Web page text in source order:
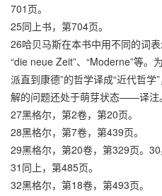
701页。
25同上书，第704页。
26哈贝马斯在本书中用不同的词表
“die neue Zeit”、“Moderne”等。
派直到康德”的哲学译成“近代哲
解的问题还处于萌芽状态——译注。
27黑格尔，第2卷，第20页。
28黑格尔，第7卷，第439页。
29黑格尔，第20卷，第329页。30
31同上，第485页。
32黑格尔，第18卷，第493页。